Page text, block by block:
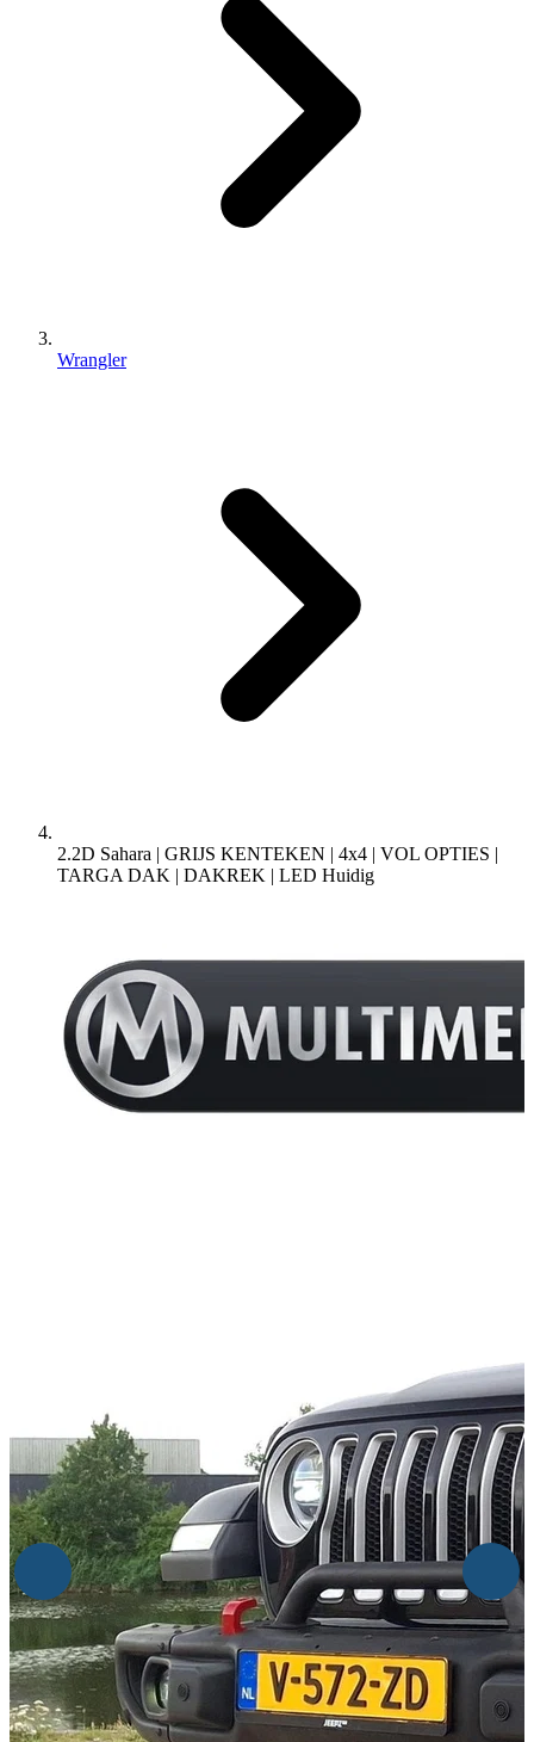
Wrangler
2.2D Sahara | GRIJS KENTEKEN | 4x4 | VOL OPTIES |
TARGA DAK | DAKREK | LED Huidig